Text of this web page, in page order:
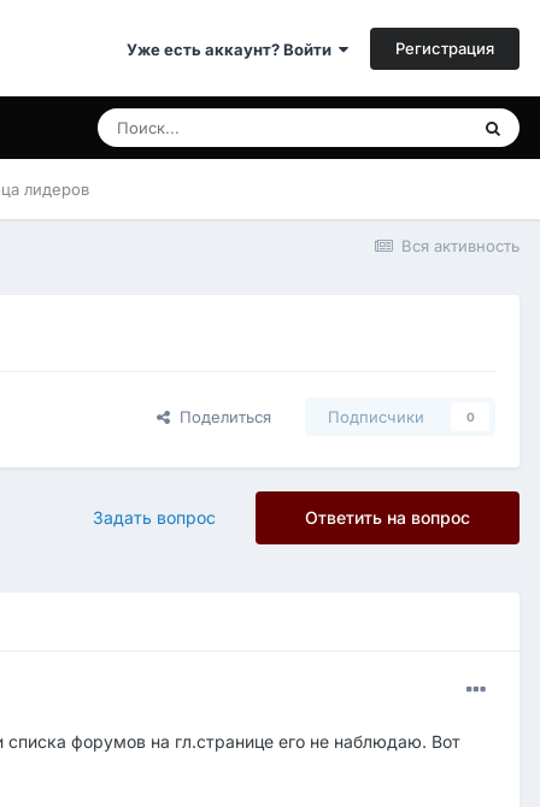
Уже есть аккаунт? Войти Регистрация
лидеров
Вся активность
Поделиться Подписчики 0
Ответить на вопрос
Задать вопрос
форумов на гл.странице его не наблюдаю. Вот